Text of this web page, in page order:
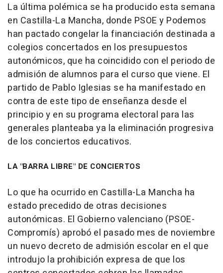
La última polémica se ha producido esta semana
en Castilla-La Mancha, donde PSOE y Podemos
han pactado congelar la financiación destinada a
colegios concertados en los presupuestos
autonómicos, que ha coincidido con el periodo de
admisión de alumnos para el curso que viene. El
partido de Pablo Iglesias se ha manifestado en
contra de este tipo de enseñanza desde el
principio y en su programa electoral para las
generales planteaba ya la eliminación progresiva
de los conciertos educativos.
LA "BARRA LIBRE" DE CONCIERTOS
Lo que ha ocurrido en Castilla-La Mancha ha
estado precedido de otras decisiones
autonómicas. El Gobierno valenciano (PSOE-
Compromís) aprobó el pasado mes de noviembre
un nuevo decreto de admisión escolar en el que
introdujo la prohibición expresa de que los